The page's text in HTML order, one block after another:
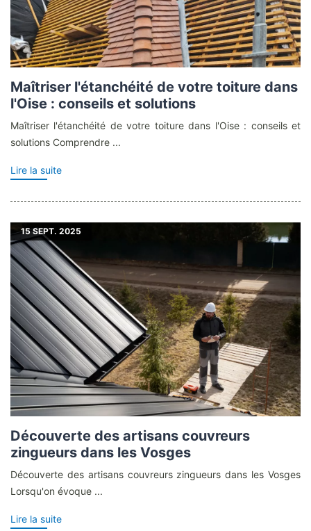
Maîtriser l'étanchéité de votre toiture dans
l'Oise : conseils et solutions
Maîtriser l'étanchéité de votre toiture dans l'Oise : conseils et
solutions Comprendre ...
Lire la suite
15SEPT. 2025
Découverte des artisans couvreurs
zingueurs dans les Vosges
Découverte des artisans couvreurs zingueurs dans les Vosges
Lorsqu'on évoque ...
Lire la suite